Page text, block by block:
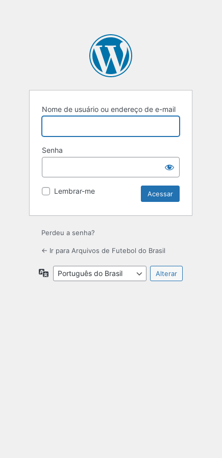
Nome de usuário ou endereço de e-mail
Senha
Lembrar-me
Perdeu a senha?
← Ir para Arquivos de Futebol do Brasil
Idioma